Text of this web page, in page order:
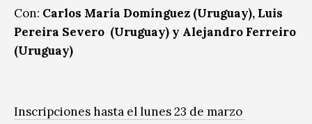
Con: Carlos María Domínguez (Uruguay), Luis
Pereira Severo (Uruguay) y Alejandro Ferreiro
(Uruguay)
Inscripciones hasta el lunes 23 de marzo